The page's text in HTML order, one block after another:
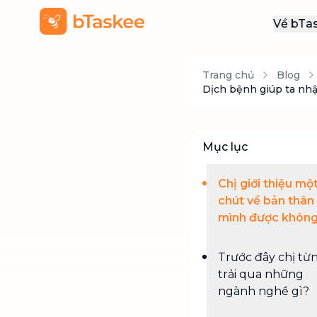
Về
Trang chủ Blog
Dịch bệnh giúp ta
Mục lục
Chị giới thiệu
chút về bản thân
mình được
Trước đây chị
trải qua những
ngành nghề gì?